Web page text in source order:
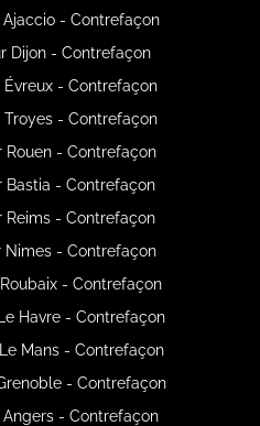
- Contrefaçon
Dijon - Contrefaçon
Évreux - Contrefaçon
Troyes - Contrefaçon
Rouen - Contrefaçon
Bastia - Contrefaçon
Reims - Contrefaçon
Nimes - Contrefaçon
- Contrefaçon
Havre - Contrefaçon
Mans - Contrefaçon
- Contrefaçon
- Contrefaçon